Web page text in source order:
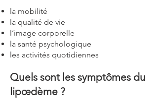
la mobilité
la qualité de vie
l’image corporelle
la santé psychologique
les activités quotidiennes
Quels sont les symptômes du
lipœdème ?